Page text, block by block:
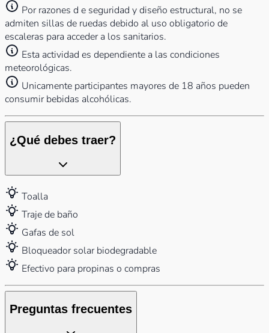
Por razones d e seguridad y diseño estructural, no se
admiten sillas de ruedas debido al uso obligatorio de
escaleras para acceder a los sanitarios.
Esta actividad es dependiente a las condiciones
meteorológicas.
Unicamente participantes mayores de 18 años pueden
consumir bebidas alcohólicas.
¿Qué debes traer?
Toalla
Traje de baño
Gafas de sol
Bloqueador solar biodegradable
Efectivo para propinas o compras
Preguntas frecuentes